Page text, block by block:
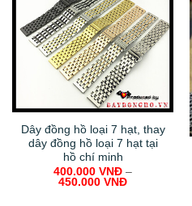
Dây đồng hồ loại 7 hạt, thay
dây đồng hồ loại 7 hạt tại
hồ chí minh
400.000 VNĐ –
450.000 VNĐ